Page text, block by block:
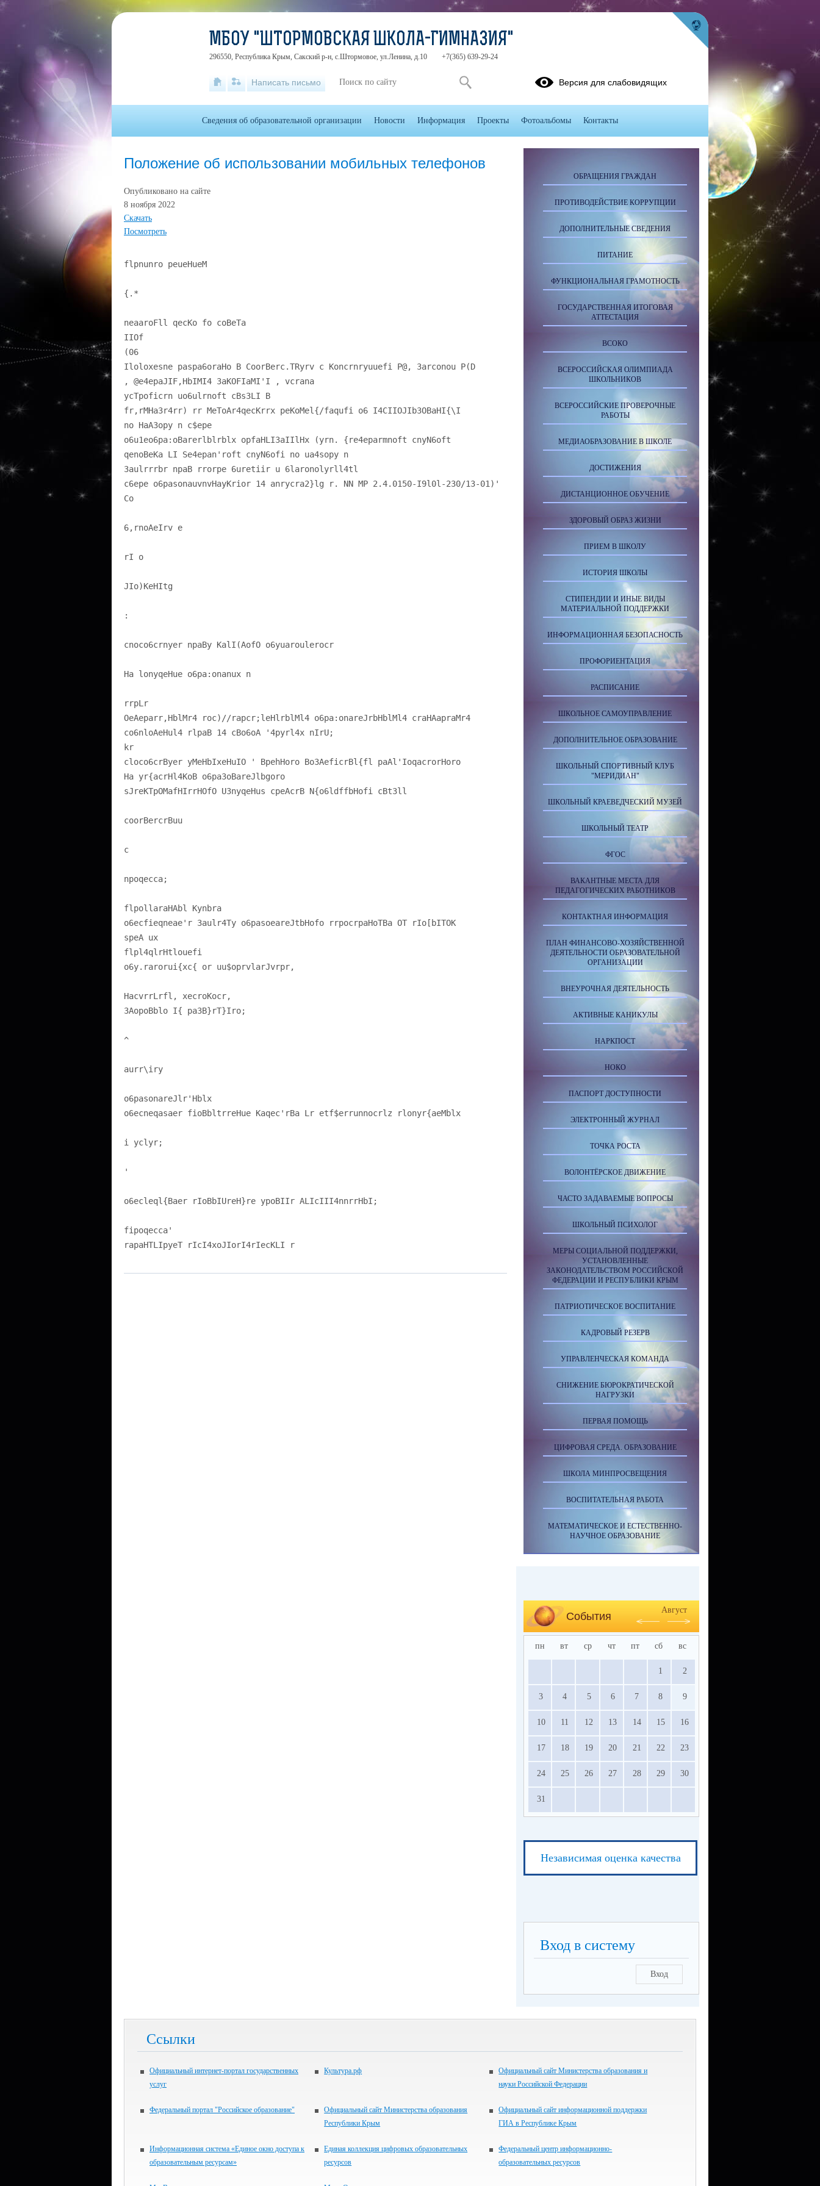
Положение об использовании мобильных телефонов
Опубликовано на сайте
8 ноября 2022
Скачать
Посмотреть
flpnunro peueHueM
{.*
IIOf
(06
, @e4epaJIF,HbIMI4 3aKOFIaMI'I
, vcrana
ycTpoficrn uo6ulrnoft cBs3LI B
fr,rMHa3r4rr) rr MeToAr4qecKrrx peKoMel{/faqufi o6 I4CIIOJIb3OBaHI{\I
no HaA3opy n c$epe
o6u1eo6pa:oBarerlblrblx opfaHLI3aIIlHx (yrn. {re4eparmnoft cnyN6oft
qenoBeKa LI Se4epan'roft cnyN6ofi no ua4sopy n
3aulrrrbr npaB rrorpe 6uretiir u 6laronolyrll4tl
c6epe o6pasonauvnvHayKrior 14 anrycra2}lg r. NN MP 2.4.0150-I9l0l-230/13-01)'
Co
6,rnoAeIrv e
rI o
JIo)KeHItg
:
cnoco6crnyer npaBy KalI(AofO o6yuaroulerocr
Ha lonyqeHue o6pa:onanux n
rrpLr
OeAeparr,HblMr4 roc)//rapcr;leHlrblMl4 o6pa:onareJrbHblMl4 craHAapraMr4
co6nloAeHul4 rlpaB 14 cBo6oA '4pyrl4x nIrU;
kr
cloco6crByer yMeHbIxeHuIO ' BpehHoro Bo3AeficrBl{fl paAl'IoqacrorHoro
Ha yr{acrHl4KoB o6pa3oBareJlbgoro
sJreKTpOMafHIrrHOfO U3nyqeHus cpeAcrB N{o6ldffbHofi cBt3ll
coorBercrBuu
c
npoqecca;
flpollaraHAbl Kynbra
o6ecfieqneae'r 3aulr4Ty o6pasoeareJtbHofo rrpocrpaHoTBa OT rIo[bITOK
speA ux
flpl4qlrHtlouefi
o6y.rarorui{xc{ or uu$oprvlarJvrpr,
HacvrrLrfl, xecroKocr,
3AopoBblo I{ pa3B}rT}Iro;
^
aurr\iry
o6pasonareJlr'Hblx
o6ecneqasaer fioBbltrreHue Kaqec'rBa Lr etf$errunnocrlz rlonyr{aeMblx
i yclyr;
'
o6ecleql{Baer rIoBbIUreH}re ypoBIIr ALIcIII4nnrrHbI;
fipoqecca'
rapaHTLIpyeT rIcI4xoJIorI4rIecKLI r
ОБРАЩЕНИЯ ГРАЖДАН
ПРОТИВОДЕЙСТВИЕ КОРРУПЦИИ
ДОПОЛНИТЕЛЬНЫЕ СВЕДЕНИЯ
ПИТАНИЕ
ФУНКЦИОНАЛЬНАЯ ГРАМОТНОСТЬ
ГОСУДАРСТВЕННАЯ ИТОГОВАЯ
АТТЕСТАЦИЯ
ВСОКО
ВСЕРОССИЙСКАЯ ОЛИМПИАДА
ШКОЛЬНИКОВ
ВСЕРОССИЙСКИЕ ПРОВЕРОЧНЫЕ
РАБОТЫ
МЕДИАОБРАЗОВАНИЕ В ШКОЛЕ
ДОСТИЖЕНИЯ
ДИСТАНЦИОННОЕ ОБУЧЕНИЕ
ЗДОРОВЫЙ ОБРАЗ ЖИЗНИ
ПРИЕМ В ШКОЛУ
ИСТОРИЯ ШКОЛЫ
СТИПЕНДИИ И ИНЫЕ ВИДЫ
МАТЕРИАЛЬНОЙ ПОДДЕРЖКИ
ИНФОРМАЦИОННАЯ БЕЗОПАСНОСТЬ
ПРОФОРИЕНТАЦИЯ
РАСПИСАНИЕ
ШКОЛЬНОЕ САМОУПРАВЛЕНИЕ
ДОПОЛНИТЕЛЬНОЕ ОБРАЗОВАНИЕ
ШКОЛЬНЫЙ СПОРТИВНЫЙ КЛУБ
"МЕРИДИАН"
ШКОЛЬНЫЙ КРАЕВЕДЧЕСКИЙ МУЗЕЙ
ШКОЛЬНЫЙ ТЕАТР
ФГОС
ВАКАНТНЫЕ МЕСТА ДЛЯ
ПЕДАГОГИЧЕСКИХ РАБОТНИКОВ
КОНТАКТНАЯ ИНФОРМАЦИЯ
ПЛАН ФИНАНСОВО-ХОЗЯЙСТВЕННОЙ
ДЕЯТЕЛЬНОСТИ ОБРАЗОВАТЕЛЬНОЙ
ОРГАНИЗАЦИИ
ВНЕУРОЧНАЯ ДЕЯТЕЛЬНОСТЬ
АКТИВНЫЕ КАНИКУЛЫ
НАРКПОСТ
НОКО
ПАСПОРТ ДОСТУПНОСТИ
ЭЛЕКТРОННЫЙ ЖУРНАЛ
ТОЧКА РОСТА
ВОЛОНТЁРСКОЕ ДВИЖЕНИЕ
ЧАСТО ЗАДАВАЕМЫЕ ВОПРОСЫ
ШКОЛЬНЫЙ ПСИХОЛОГ
МЕРЫ СОЦИАЛЬНОЙ ПОДДЕРЖКИ,
УСТАНОВЛЕННЫЕ
ЗАКОНОДАТЕЛЬСТВОМ РОССИЙСКОЙ
ФЕДЕРАЦИИ И РЕСПУБЛИКИ КРЫМ
ПАТРИОТИЧЕСКОЕ ВОСПИТАНИЕ
КАДРОВЫЙ РЕЗЕРВ
УПРАВЛЕНЧЕСКАЯ КОМАНДА
СНИЖЕНИЕ БЮРОКРАТИЧЕСКОЙ
НАГРУЗКИ
ПЕРВАЯ ПОМОЩЬ
ЦИФРОВАЯ СРЕДА. ОБРАЗОВАНИЕ
ШКОЛА МИНПРОСВЕЩЕНИЯ
ВОСПИТАТЕЛЬНАЯ РАБОТА
МАТЕМАТИЧЕСКОЕ И ЕСТЕСТВЕННО-
НАУЧНОЕ ОБРАЗОВАНИЕ
События
Август
пн вт ср чт пт сб вс
1 2
3 4 5 6 7 8 9
10 11 12 13 14 15 16
17 18 19 20 21 22 23
24 25 26 27 28 29 30
31
Независимая оценка качества
Вход в систему
Вход
Ссылки
Официальный интернет-портал государственных
услуг
Культура.рф
Официальный сайт Министерства образования и
науки Российской Федерации
Федеральный портал "Российское образование"
Официальный сайт Министерства образования
Республики Крым
Официальный сайт информационной поддержки
ГИА в Республике Крым
Информационная система «Единое окно доступа к
образовательным ресурсам»
Единая коллекция цифровых образовательных
ресурсов
Федеральный центр информационно-
образовательных ресурсов
МБОУ "ШТОРМОВСКАЯ ШКОЛА-ГИМНАЗИЯ"
296550, Республика Крым, Сакский р-н, с.Штормовое, ул.Ленина, д.10 +7(365) 639-29-24
Написать письмо Версия для слабовидящих
Сведения об образовательной организации Новости Информация Проекты Фотоальбомы Контакты